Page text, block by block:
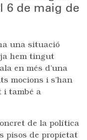
6 de maig de
una situació
ja hem tingut
en més d’una
mocions i s’han
i també a
de la política
pisos de propietat